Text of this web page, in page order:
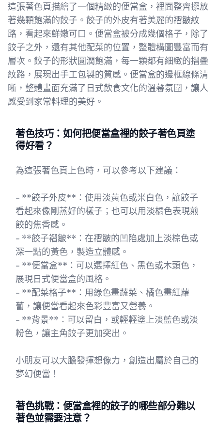
這張著色頁描繪了一個精緻的便當盒，裡面整齊擺放
著幾顆飽滿的餃子。餃子的外皮有著美麗的褶皺紋
路，看起來鮮嫩可口。便當盒被分成幾個格子，除了
餃子之外，還有其他配菜的位置，整體構圖豐富而有
層次。餃子的形狀圓潤飽滿，每一顆都有細緻的摺疊
紋路，展現出手工包製的質感。便當盒的邊框線條清
晰，整體畫面充滿了日式飲食文化的溫馨氛圍，讓人
感受到家常料理的美好。
著色技巧：如何把便當盒裡的餃子著色頁塗
得好看？
為這張著色頁上色時，可以參考以下建議：
- **餃子外皮**：使用淡黃色或米白色，讓餃子
看起來像剛蒸好的樣子；也可以用淡橘色表現煎
餃的焦香感。
- **餃子褶皺**：在褶皺的凹陷處加上淡棕色或
深一點的黃色，製造立體感。
- **便當盒**：可以選擇紅色、黑色或木頭色，
展現日式便當盒的風格。
- **配菜格子**：用綠色畫蔬菜、橘色畫紅蘿
蔔，讓便當看起來色彩豐富又營養。
- **背景**：可以留白，或輕輕塗上淡藍色或淡
粉色，讓主角餃子更加突出。
小朋友可以大膽發揮想像力，創造出屬於自己的
夢幻便當！
著色挑戰：便當盒裡的餃子的哪些部分難以
著色並需要注意？